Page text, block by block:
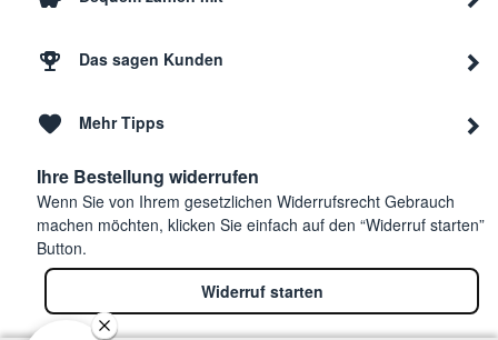
Das sagen Kunden
Mehr Tipps
Ihre Bestellung widerrufen
Wenn Sie von Ihrem gesetzlichen Widerrufsrecht Gebrauch
machen möchten, klicken Sie einfach auf den “Widerruf starten”
Button.
Widerruf starten